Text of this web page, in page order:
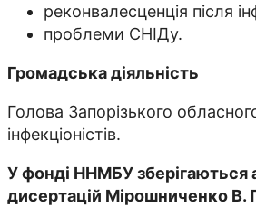
реконвалесценція після
проблеми СНІДу.
Громадська діяльність
Голова Запорізького
інфекціоністів.
У фонді ННМБУ зберігаються
дисертацій Мірошниченко В.